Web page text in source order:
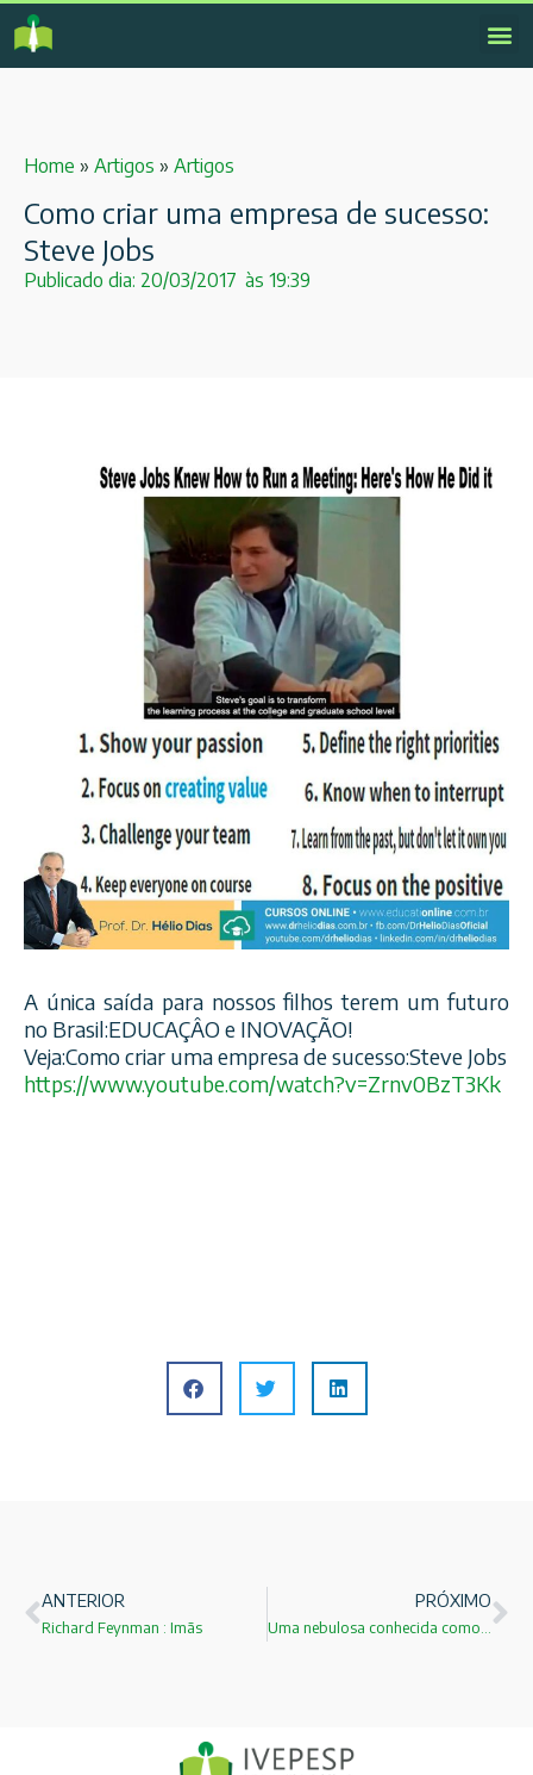
Home » Artigos » Artigos
Como criar uma empresa de sucesso:
Steve Jobs
Publicado dia: 20/03/2017 às 19:39
A única saída para nossos filhos terem um futuro
no Brasil:EDUCAÇÂO e INOVAÇÃO!
Veja:Como criar uma empresa de sucesso:Steve Jobs
https://www.youtube.com/watch?v=Zrnv0BzT3Kk
ANTERIOR
Richard Feynman : Imãs
PRÓXIMO